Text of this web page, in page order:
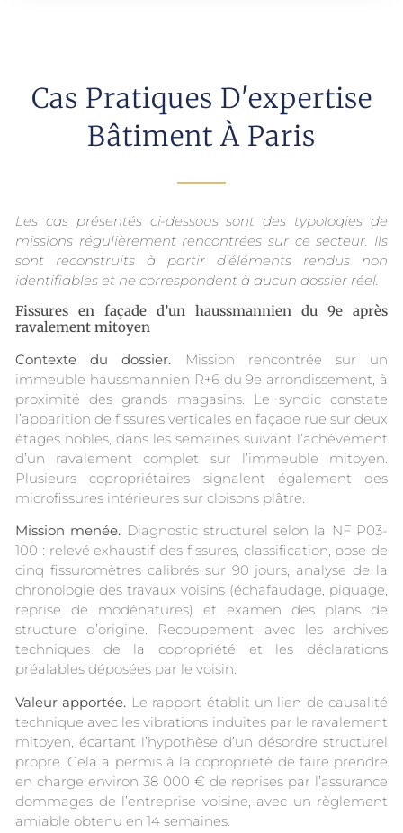
Cas Pratiques D'expertise
Bâtiment À Paris
Les cas présentés ci-dessous sont des typologies de
missions régulièrement rencontrées sur ce secteur. Ils
sont reconstruits à partir d’éléments rendus non
identifiables et ne correspondent à aucun dossier réel.
Fissures en façade d’un haussmannien du 9e après
ravalement mitoyen
Contexte du dossier. Mission rencontrée sur un
immeuble haussmannien R+6 du 9e arrondissement, à
proximité des grands magasins. Le syndic constate
l’apparition de fissures verticales en façade rue sur deux
étages nobles, dans les semaines suivant l’achèvement
d’un ravalement complet sur l’immeuble mitoyen.
Plusieurs copropriétaires signalent également des
microfissures intérieures sur cloisons plâtre.
Mission menée. Diagnostic structurel selon la NF P03-
100 : relevé exhaustif des fissures, classification, pose de
cinq fissuromètres calibrés sur 90 jours, analyse de la
chronologie des travaux voisins (échafaudage, piquage,
reprise de modénatures) et examen des plans de
structure d’origine. Recoupement avec les archives
techniques de la copropriété et les déclarations
préalables déposées par le voisin.
Valeur apportée. Le rapport établit un lien de causalité
technique avec les vibrations induites par le ravalement
mitoyen, écartant l’hypothèse d’un désordre structurel
propre. Cela a permis à la copropriété de faire prendre
en charge environ 38 000 € de reprises par l’assurance
dommages de l’entreprise voisine, avec un règlement
amiable obtenu en 14 semaines.